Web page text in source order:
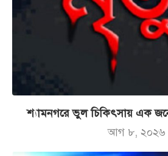
শ্যামনগরে ভুল চিকিৎসায় এক
আগ ৮, ২০২৬